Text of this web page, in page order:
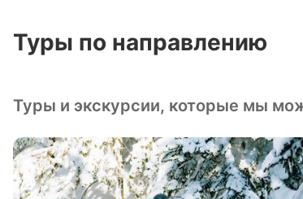
Туры по направлению
Туры и экскурсии, которые мы